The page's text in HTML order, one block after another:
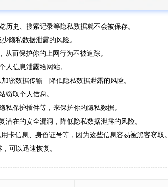
史、搜索记录等隐私数据就不会被保存。
隐私数据泄露的风险。
而保护你的上网行为不被追踪。
人信息泄露给网站。
密数据传输，降低隐私数据泄露的风险。
窃取个人信息。
保护插件等，来保护你的隐私数据。
在的安全漏洞，降低隐私数据泄露的风险。
卡信息、身份证号等，因为这些信息容易被黑客窃取。
可以迅速恢复。